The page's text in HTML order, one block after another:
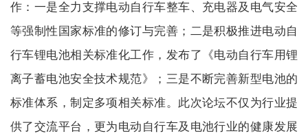
作：一是全力支撑电动自行车整车、充电器及电气安全
等强制性国家标准的修订与完善；二是积极推进电动自
行车锂电池相关标准化工作，发布了《电动自行车用锂
离子蓄电池安全技术规范》；三是不断完善新型电池的
标准体系，制定多项相关标准。此次论坛不仅为行业提
供了交流平台，更为电动自行车及电池行业的健康发展